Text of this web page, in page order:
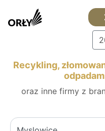
Recykling,
oraz inne firmy z